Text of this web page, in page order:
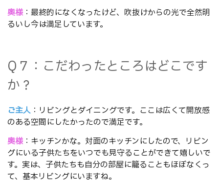
奥様 ：最終的になくなったけど、吹抜けからの光で全然明
るいし今は満足しています。
Q７：こだわったところはどこです
か？
ご主人 ：リビングとダイニングです。ここは広くて開放感
のある空間にしたかったので満足です。
奥様 ：キッチンかな。対面のキッチンにしたので、リビン
グにいる子供たちをいつでも見守ることができて嬉しいで
す。実は、子供たちも自分の部屋に籠ることもほぼなくっ
て、基本リビングにいますね。